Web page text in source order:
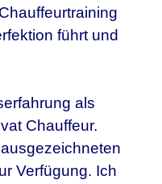
führt und
als
Chauffeur.
Verfügung. Ich